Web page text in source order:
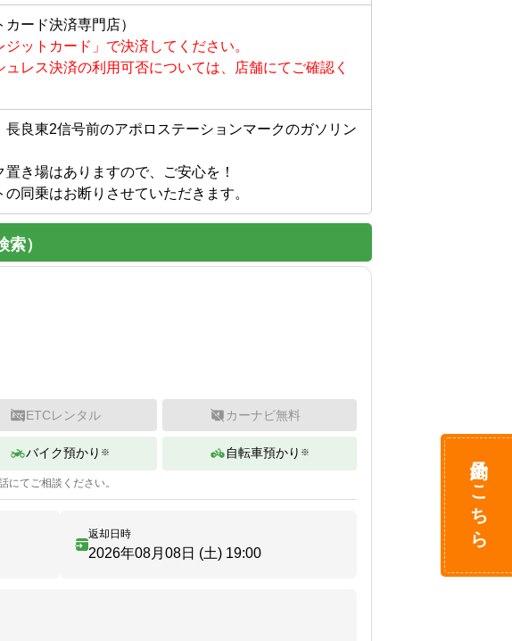
ード決済専門店）
ジットカード」で決済してください。
ュレス決済の利用可否については、店舗にてご確認く
長良東2信号前のアポロステーションマークのガソリン
き場はありますので、ご安心を！
同乗はお断りさせていただきます。
）
ETCレンタル カーナビ無料
バイク預かり ※ 自転車預かり ※
にてご相談ください。
返却日時
2026年08月08日 (土) 19:00
予約はこちら